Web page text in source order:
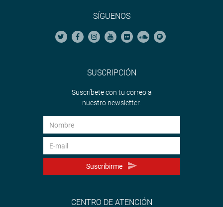
SÍGUENOS
SUSCRIPCIÓN
Suscríbete con tu correo a
nuestro newsletter.
Suscribirme
CENTRO DE ATENCIÓN